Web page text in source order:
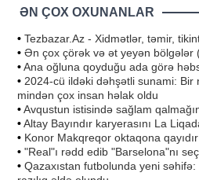
ƏN ÇOX OXUNANLAR
• Tezbazar.Az - Xidmətlər, təmir,
• Ən çox çörək və ət yeyən bölgələr
•Ana oğluna qoyduğu ada görə
• 2024-cü ildəki dəhşətli sunami: Bir
mindən çox insan həlak oldu
•Avqustun istisində sağlam
•Altay Bayındır karyerasını La
• Konor Makqreqor oktaqona qayıdır
• "Real"ı rədd edib "Barselona"nı
• Qazaxıstan futbolunda yeni